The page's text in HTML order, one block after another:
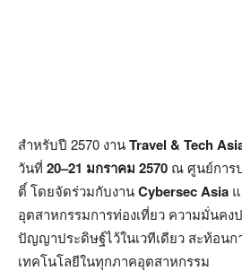
สำหรับปี 2570 งานTravel & Tech
วันที่ 20–21 มกราคม 2570 ณ ศูนย์การ
ติ์ โดยจัดร่วมกับงานCybersec Asia
อุตสาหกรรมการท่องเที่ยว ความมั่นคง
ปัญญาประดิษฐ์ไว้ในเวทีเดียว สะท้อน
เทคโนโลยีในทุกภาคอุตสาหกรรม